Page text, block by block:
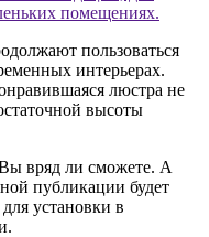
пользоваться
интерьерах.
люстра не
высоты
вряд ли сможете. А
публикации будет
установки в